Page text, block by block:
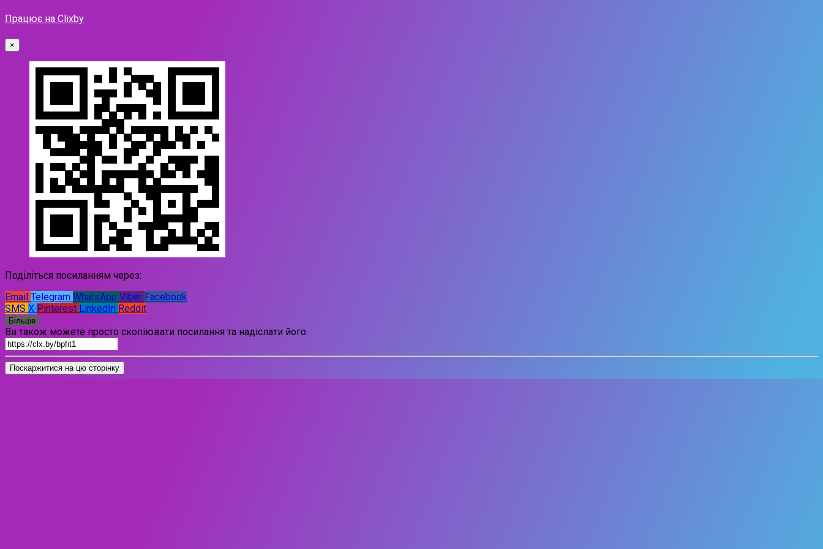
Працює на Clixby
×
Поділіться посиланням через:
Email Telegram WhatsApp Viber Facebook
SMS X Pinterest LinkedIn Reddit
Більше
Ви також можете просто скопіювати посилання та надіслати його.
Поскаржитися на цю сторінку